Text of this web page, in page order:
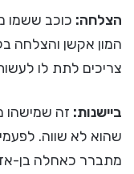
הצלחה: כוכב ששמו
המון אקשן והצלחה
צריכים לתת לו
ביישנות: זה שמישהו
שהוא לא שווה.
מתברר כאחלה בן-